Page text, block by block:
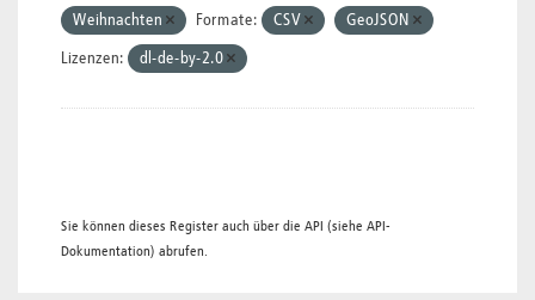
Weihnachten Formate: CSV GeoJSON
Lizenzen: dl-de-by-2.0
Sie können dieses Register auch über die API (siehe API-
Dokumentation) abrufen.